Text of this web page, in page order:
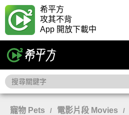
希平方
攻其不背
App 開放下載中
寵物 Pets / 電影片段 Movies /